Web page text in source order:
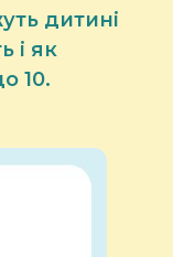
дитині
і як
10.